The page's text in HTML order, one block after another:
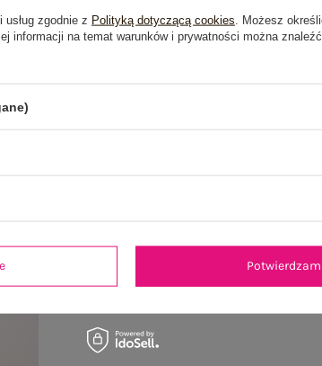
o produkcie(1)
zgodnie z Polityką dotyczącą cookies . Możesz
informacji na temat warunków i prywatności można